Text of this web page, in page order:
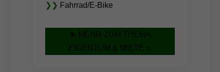
❯❯ Fahrrad/E-Bike
➤ MEHR ZUM THEMA
EIGENTUM & MIETE ⭐